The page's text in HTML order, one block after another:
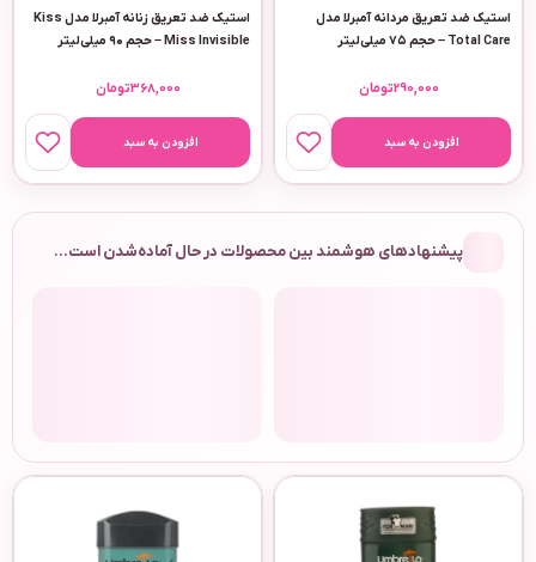
استیک ضد تعریق مردانه آمبرلا مدل
Total Care – حجم ۷۵ میلی‌لیتر
290,000تومان
افزودن به سبد
استیک ضد تعریق زنانه آمبرلا مدل Kiss
Miss Invisible – حجم ۹۰ میلی‌لیتر
368,000تومان
افزودن به سبد
پیشنهادهای هوشمند بین محصولات در حال آماده‌شدن است…